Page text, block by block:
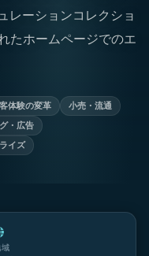
レーションコレクショ
たホームページでのエ
体験の変革
小売・流通
・広告
イズ